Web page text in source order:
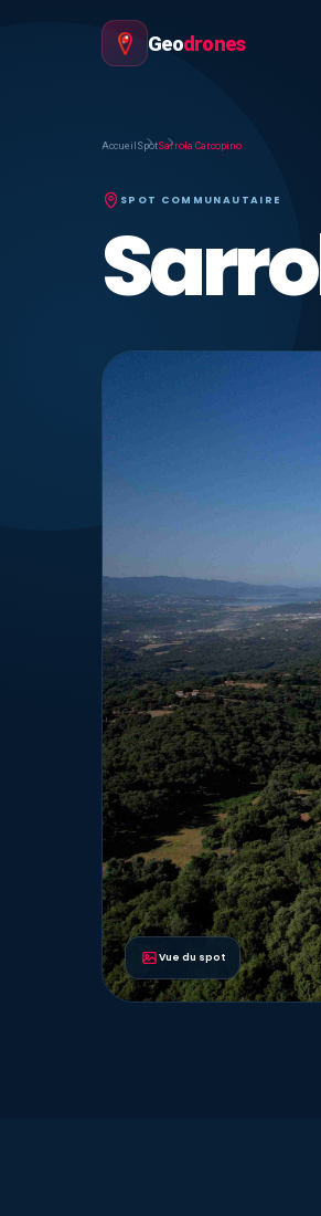
Geodrones
Accueil SpotSarrola Carcopino
SPOT COMMUNAUTAIRE
Vue du spot